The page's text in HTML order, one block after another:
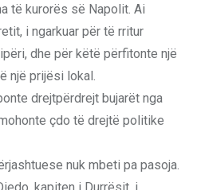
të kurorës së Napolit. Ai
i ngarkuar për të rritur
dhe për këtë përfitonte një
një prijësi lokal.
drejtpërdrejt bujarët nga
çdo të drejtë politike
nuk mbeti pa pasoja.
kapiten i Durrësit, i